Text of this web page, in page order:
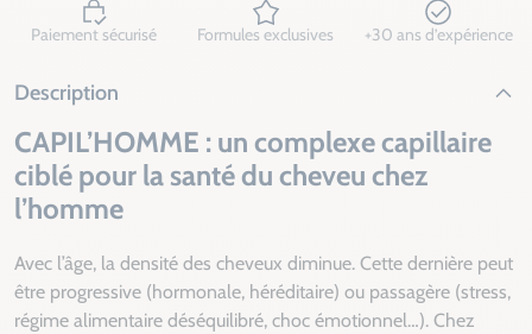
Paiement sécurisé Formules exclusives +30 ans d’expérience
Description
CAPIL’HOMME : un complexe capillaire
ciblé pour la santé du cheveu chez
l’homme
Avec l’âge, la densité des cheveux diminue. Cette dernière peut
être progressive (hormonale, héréditaire) ou passagère (stress,
régime alimentaire déséquilibré, choc émotionnel…). Chez